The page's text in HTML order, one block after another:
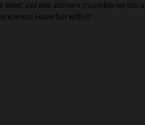
least: zet een zomers muziekje op om
komen. Have fun with it!